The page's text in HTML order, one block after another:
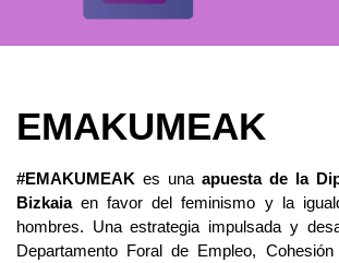
EMAKUMEAK
#EMAKUMEAK es una apuesta de la
Bizkaiaen favor del feminismo y la
hombres. Una estrategia impulsada y
Departamento Foral de Empleo,